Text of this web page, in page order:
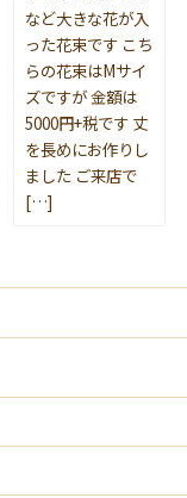
など大きな花が入
った花束です こち
らの花束はMサイ
ズですが 金額は
5000円+税です 丈
を長めにお作りし
ました ご来店で
[…]